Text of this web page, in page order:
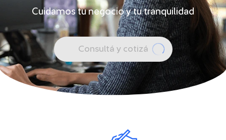
Cuidamos tu negocio y tu tranquilidad
Consultá y cotizá